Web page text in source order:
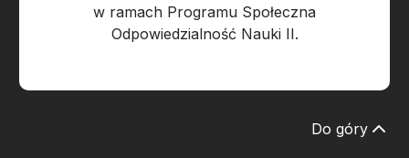
w ramach Programu Społeczna
Odpowiedzialność Nauki II.
Do góry